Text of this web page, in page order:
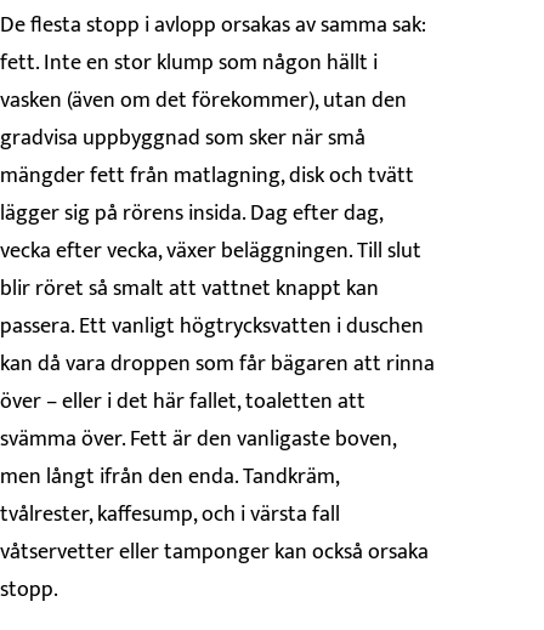
De flesta stopp i avlopp orsakas av samma sak:
fett. Inte en stor klump som någon hällt i
vasken (även om det förekommer), utan den
gradvisa uppbyggnad som sker när små
mängder fett från matlagning, disk och tvätt
lägger sig på rörens insida. Dag efter dag,
vecka efter vecka, växer beläggningen. Till slut
blir röret så smalt att vattnet knappt kan
passera. Ett vanligt högtrycksvatten i duschen
kan då vara droppen som får bägaren att rinna
över – eller i det här fallet, toaletten att
svämma över. Fett är den vanligaste boven,
men långt ifrån den enda. Tandkräm,
tvålrester, kaffesump, och i värsta fall
våtservetter eller tamponger kan också orsaka
stopp.